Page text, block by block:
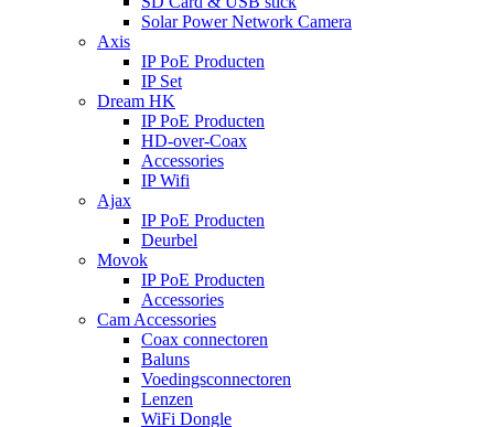
Solar Power Network Camera
Axis
IP PoE Producten
IP Set
Dream HK
IP PoE Producten
HD-over-Coax
Accessories
IP Wifi
Ajax
IP PoE Producten
Deurbel
Movok
IP PoE Producten
Accessories
Cam Accessories
Coax connectoren
Baluns
Voedingsconnectoren
Lenzen
WiFi Dongle